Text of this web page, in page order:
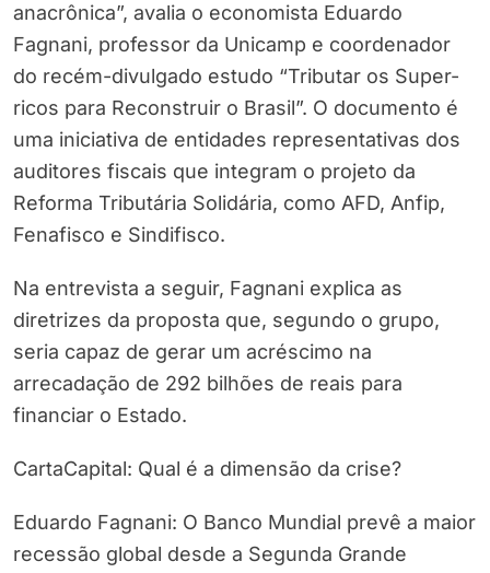
anacrônica”, avalia o economista Eduardo
Fagnani, professor da Unicamp e coordenador
do recém-divulgado estudo “Tributar os Super-
ricos para Reconstruir o Brasil”. O documento é
uma iniciativa de entidades representativas dos
auditores fiscais que integram o projeto da
Reforma Tributária Solidária, como AFD, Anfip,
Fenafisco e Sindifisco.
Na entrevista a seguir, Fagnani explica as
diretrizes da proposta que, segundo o grupo,
seria capaz de gerar um acréscimo na
arrecadação de 292 bilhões de reais para
financiar o Estado.
CartaCapital: Qual é a dimensão da crise?
Eduardo Fagnani: O Banco Mundial prevê a maior
recessão global desde a Segunda Grande